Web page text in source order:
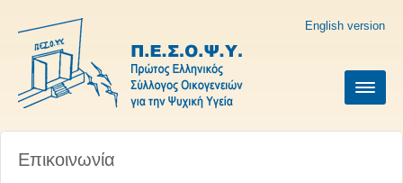
English version
Επικοινωνία